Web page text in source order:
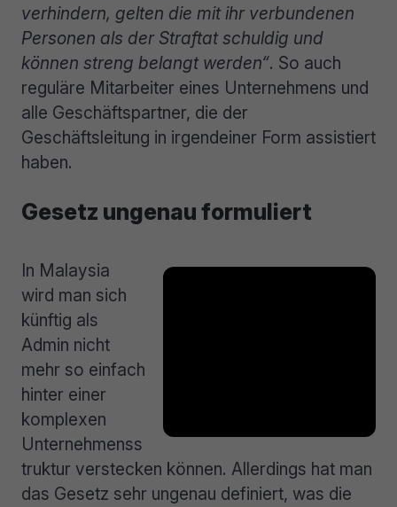
verhindern, gelten die mit ihr verbundenen
Personen als der Straftat schuldig und
können streng belangt werden“. So auch
reguläre Mitarbeiter eines Unternehmens und
alle Geschäftspartner, die der
Geschäftsleitung in irgendeiner Form assistiert
haben.
Gesetz ungenau formuliert
In Malaysia
wird man sich
künftig als
Admin nicht
mehr so einfach
hinter einer
komplexen
Unternehmenss
truktur verstecken können. Allerdings hat man
das Gesetz sehr ungenau definiert, was die